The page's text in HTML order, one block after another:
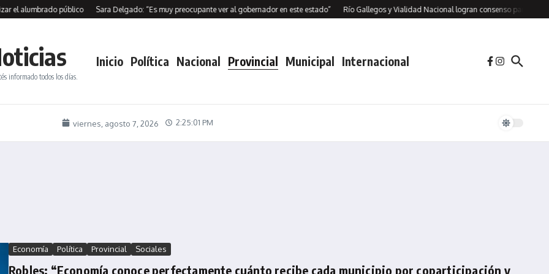
público Sara Delgado: “Es muy preocupante ver al gobernador en este estado” Río Gallegos y Vialidad Nacional logran consenso para avanzan
informado todos los días.
Inicio Política Nacional Provincial Municipal Internacional
viernes, agosto 7, 2026 2:25:02 PM
Economía Política Provincial Sociales
Robles: “Economía conoce perfectamente cuánto recibe cada municipio por coparticipación y